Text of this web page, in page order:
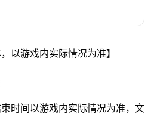
，以游戏内实际情况为准】
束时间以游戏内实际情况为准，文